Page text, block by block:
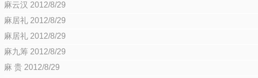
麻云汉 2012/8/29
麻居礼 2012/8/29
麻居礼 2012/8/29
麻九筹 2012/8/29
麻 贵 2012/8/29